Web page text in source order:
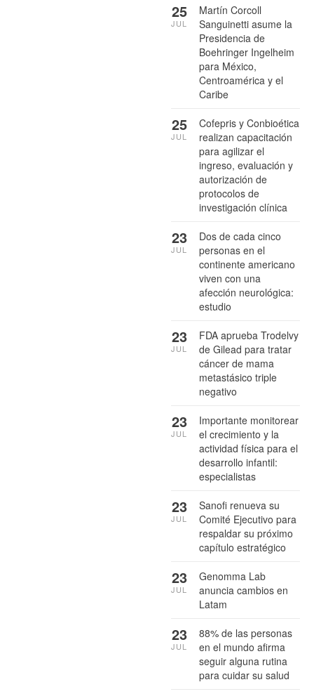
Martín Corcoll
Sanguinetti asume la
Presidencia de
Boehringer Ingelheim
para México,
Centroamérica y el
Caribe
25
JUL
Cofepris y Conbioética
realizan capacitación
para agilizar el
ingreso, evaluación y
autorización de
protocolos de
investigación clínica
25
JUL
Dos de cada cinco
personas en el
continente americano
viven con una
afección neurológica:
estudio
23
JUL
FDA aprueba Trodelvy
de Gilead para tratar
cáncer de mama
metastásico triple
negativo
23
JUL
Importante monitorear
el crecimiento y la
actividad física para el
desarrollo infantil:
especialistas
23
JUL
Sanofi renueva su
Comité Ejecutivo para
respaldar su próximo
capítulo estratégico
23
JUL
Genomma Lab
anuncia cambios en
Latam
23
JUL
88% de las personas
en el mundo afirma
seguir alguna rutina
para cuidar su salud
23
JUL